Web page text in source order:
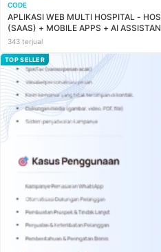
CODE
APLIKASI WEB MULTI HOSPITAL -
(SAAS) + MOBILE APPS + AI
343 terjual
TOP SELLER